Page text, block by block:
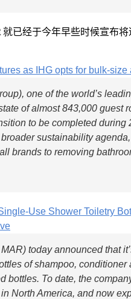
已经于今年早些时候宣布
as IHG opts for bulk-
one of the world’s
of almost 843,000 guest
to be completed during
sustainability
brands to removing
Use Shower Toiletry
today announced that
of shampoo, conditioner
bottles. To date, the
North America, and now